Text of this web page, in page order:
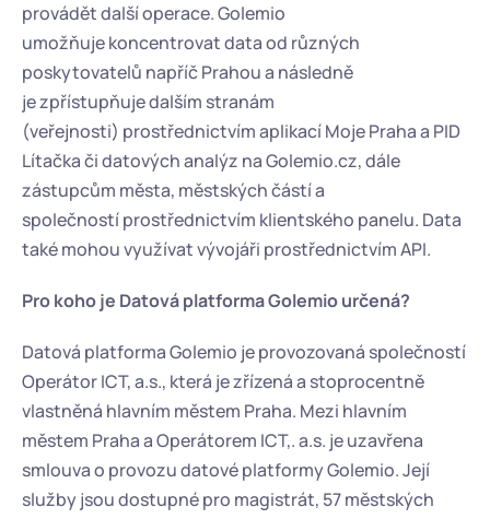
provádět další operace. Golemio
umožňuje koncentrovat data od různých
poskytovatelů napříč Prahou a následně
je zpřístupňuje dalším stranám
(veřejnosti) prostřednictvím aplikací Moje Praha a PID
Lítačka či datových analýz na Golemio.cz, dále
zástupcům města, městských částí a
společností prostřednictvím klientského panelu. Data
také mohou využívat vývojáři prostřednictvím API.
Pro koho je Datová platforma Golemio určená?
Datová platforma Golemio je provozovaná společností
Operátor ICT, a.s., která je zřízená a stoprocentně
vlastněná hlavním městem Praha. Mezi hlavním
městem Praha a Operátorem ICT,. a.s. je uzavřena
smlouva o provozu datové platformy Golemio. Její
služby jsou dostupné pro magistrát, 57 městských